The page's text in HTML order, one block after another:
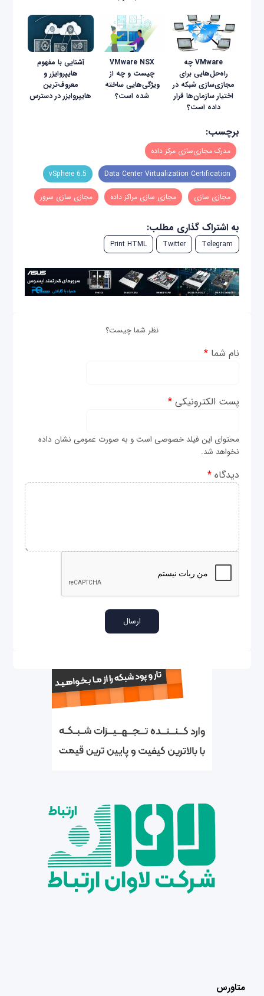
VMware چه
راه‌حل‌هایی برای
مجازی‌سازی شبکه در
اختیار سازمان‌ها قرار
داده است؟
VMware NSX
چیست و چه از
ویژگی‌هایی ساخته
شده است؟
آشنایی با مفهوم
هایپروایزر و
معروف‌ترین
هایپروایزر در دسترس
برچسب:
مدرک مجازی‌سازی مرکز داده
Data Center Virtualization Certification
vSphere 6.5
مجازی سازی مجازی سازی مراکز داده مجازی سازی سرور
به اشتراک گذاری مطلب:
Telegram
Twitter
Print HTML
نظر شما چیست؟
نام شما*
پست الکترونیکی*
محتوای این فیلد خصوصی است و به صورت عمومی نشان داده
نخواهد شد.
دیدگاه*
متاورس